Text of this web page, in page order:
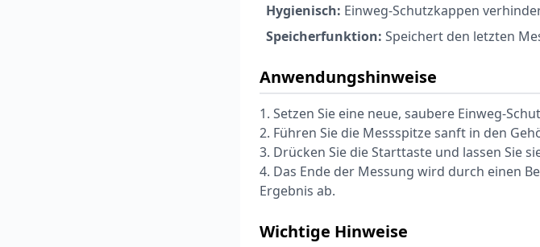
Hygienisch: Einweg-Schutzkappen
Speicherfunktion: Speichert den letzten
Anwendungshinweise
1. Setzen Sie eine neue, saubere Einweg-
2. Führen Sie die Messspitze sanft in den
3. Drücken Sie die Starttaste und lassen Sie
4. Das Ende der Messung wird durch einen
Ergebnis ab.
Wichtige Hinweise